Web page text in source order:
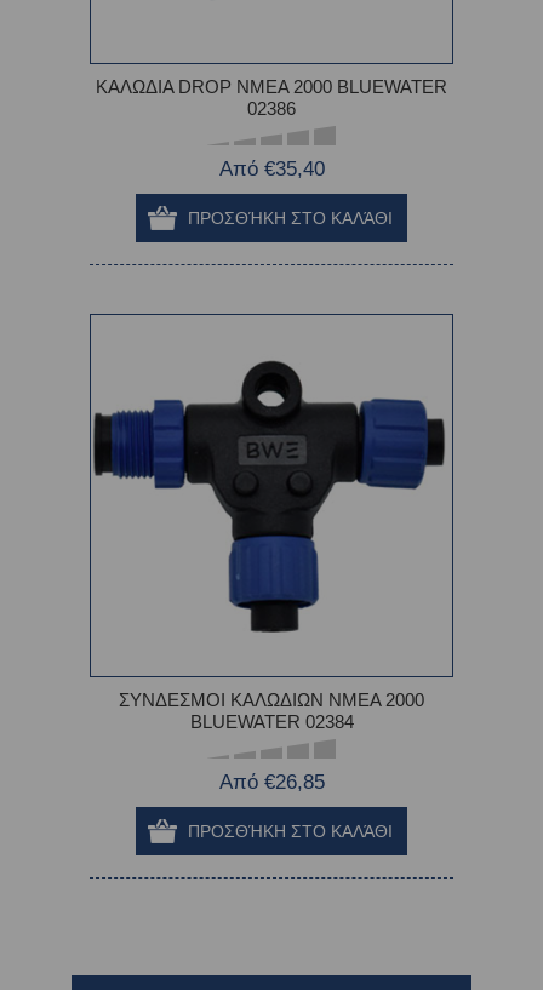
ΚΑΛΩΔΙΑ DROP NMEA 2000 BLUEWATER
02386
Από €35,40
ΣΥΝΔΕΣΜΟΙ ΚΑΛΩΔΙΩΝ NMEA 2000
BLUEWATER 02384
Από €26,85